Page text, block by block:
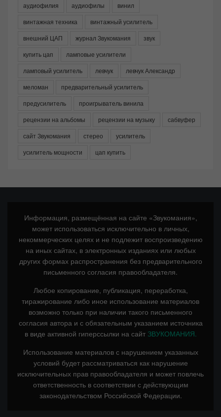
аудиофилия
аудиофилы
винил
винтажная техника
винтажный усилитель
внешний ЦАП
журнал Звукомания
звук
купить цап
ламповые усилители
ламповый усилитель
левчук
левчук Александр
меломан
предварительный усилитель
предусилитель
проигрыватель винила
рецензии на альбомы
рецензии на музыку
сабвуфер
сайт Звукомания
стерео
усилитель
усилитель мощности
цап купить
Информация, размещённая на сайте «Звукомания»,
может использоваться исключительно в личных,
некоммерческих целях и не подлежит воспроизведению
на иных сайтах, в электронных изданиях или любых
других формах распространения без предварительного
письменного согласия правообладателя.
Любое копирование, публикация, переработка,
тиражирование либо иное использование материалов
возможно только при наличии такого письменного
согласия автора и с обязательным указанием источника
в виде активной гиперссылки на сайт ЗВУКОМАНИЯ.
Использование материалов с нарушением указанных
условий будет рассматриваться как нарушение
исключительных прав правообладателя и может повлечь
ответственность в соответствии с действующим
законодательством Российской Федерации.